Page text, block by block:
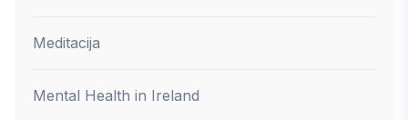
Meditacija
Mental Health in Ireland